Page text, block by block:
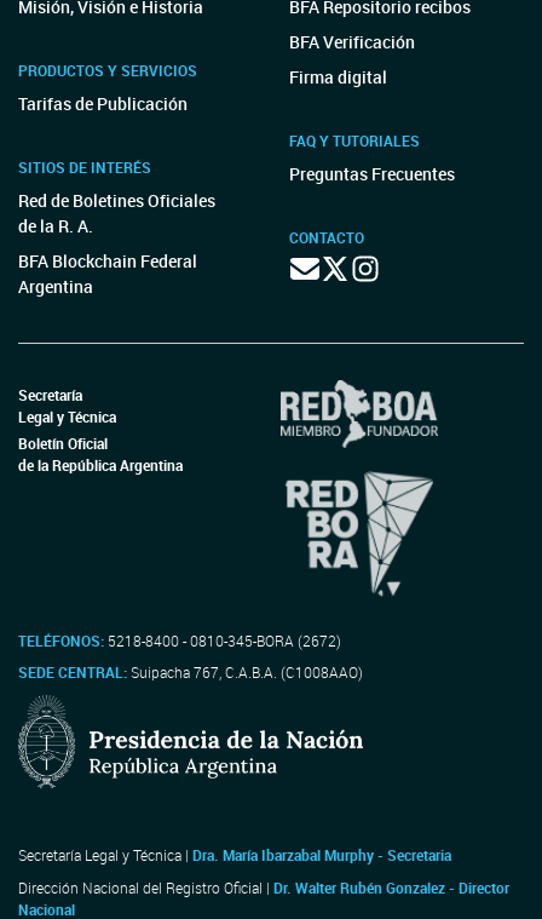
Misión, Visión e Historia
PRODUCTOS Y SERVICIOS
Tarifas de Publicación
SITIOS DE INTERÉS
Red de Boletines Oficiales
de la R. A.
BFA Blockchain Federal
Argentina
BFA Repositorio recibos
BFA Verificación
Firma digital
FAQ Y TUTORIALES
Preguntas Frecuentes
CONTACTO
Secretaría
Legal y Técnica
Boletín Oficial
de la República Argentina
TELÉFONOS: 5218-8400 - 0810-345-BORA (2672)
SEDE CENTRAL:Suipacha 767, C.A.B.A. (C1008AAO)
Secretaría Legal y Técnica | Dra. María Ibarzabal Murphy - Secretaria
Dirección Nacional del Registro Oficial | Dr. Walter Rubén Gonzalez - Director
Nacional